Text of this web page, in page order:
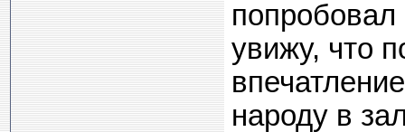
попробовал
увижу, что
народу в